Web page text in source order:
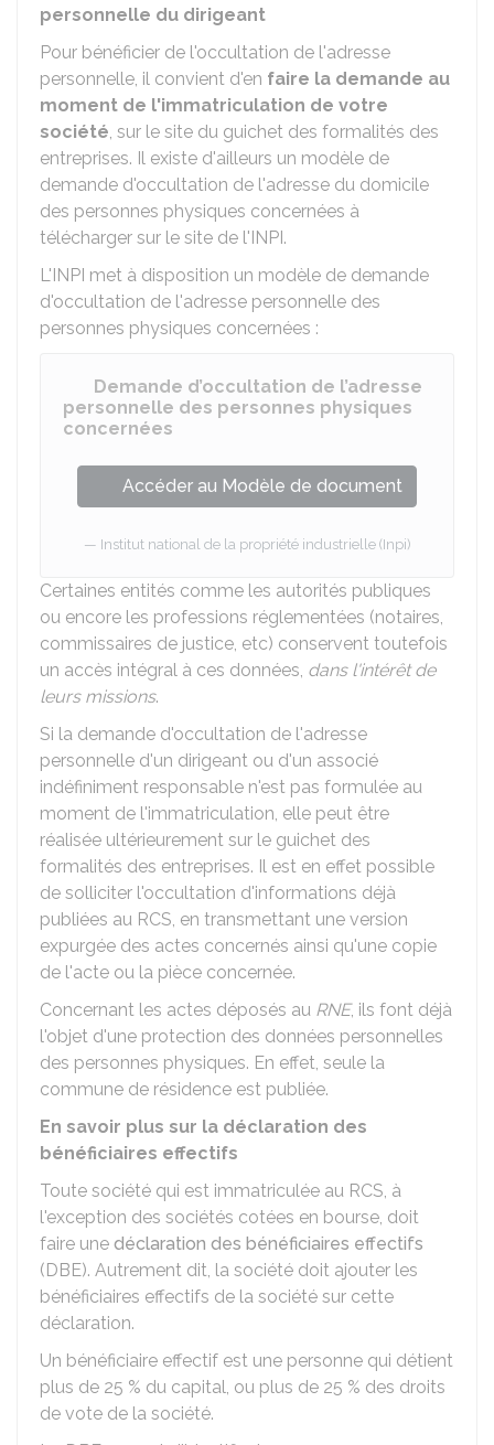
personnelle du dirigeant
Pour bénéficier de l'occultation de l'adresse
personnelle, il convient d'en faire la demande au
moment de l'immatriculation de votre
société, sur le site du guichet des formalités des
entreprises. Il existe d'ailleurs un modèle de
demande d'occultation de l'adresse du domicile
des personnes physiques concernées à
télécharger sur le site de l'INPI.
L'INPI met à disposition un modèle de demande
d'occultation de l'adresse personnelle des
personnes physiques concernées :
Demande d’occultation de l’adresse
personnelle des personnes physiques
concernées
Accéder au Modèle de document
Institut national de la propriété industrielle (Inpi)
Certaines entités comme les autorités publiques
ou encore les professions réglementées (notaires,
commissaires de justice, etc) conservent toutefois
un accès intégral à ces données, dans l'intérêt de
leurs missions.
Si la demande d'occultation de l'adresse
personnelle d'un dirigeant ou d'un associé
indéfiniment responsable n'est pas formulée au
moment de l'immatriculation, elle peut être
réalisée ultérieurement sur le guichet des
formalités des entreprises. Il est en effet possible
de solliciter l'occultation d'informations déjà
publiées au RCS, en transmettant une version
expurgée des actes concernés ainsi qu'une copie
de l'acte ou la pièce concernée.
Concernant les actes déposés au RNE, ils font déjà
l'objet d'une protection des données personnelles
des personnes physiques. En effet, seule la
commune de résidence est publiée.
En savoir plus sur la déclaration des
bénéficiaires effectifs
Toute société qui est immatriculée au RCS, à
l'exception des sociétés cotées en bourse, doit
faire une déclaration des bénéficiaires effectifs
(DBE). Autrement dit, la société doit ajouter les
bénéficiaires effectifs de la société sur cette
déclaration.
Un bénéficiaire effectif est une personne qui détient
plus de 25 % du capital, ou plus de 25 % des droits
de vote de la société.